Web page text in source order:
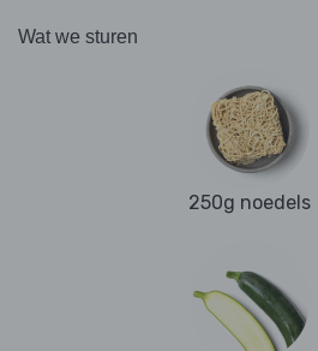
Wat we sturen
250g noedels